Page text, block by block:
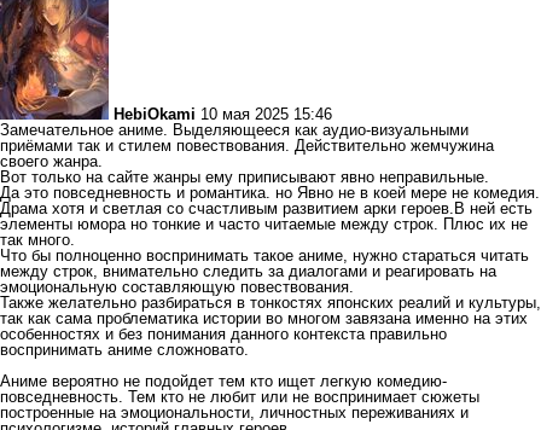
HebiOkami 10 мая 2025 15:46
Замечательное аниме. Выделяющееся как аудио-визуальными
приёмами так и стилем повествования. Действительно жемчужина
своего жанра.
Вот только на сайте жанры ему приписывают явно неправильные.
Да это повседневность и романтика. но Явно не в коей мере не комедия.
Драма хотя и светлая со счастливым развитием арки героев.В ней есть
элементы юмора но тонкие и часто читаемые между строк. Плюс их не
так много.
Что бы полноценно воспринимать такое аниме, нужно стараться читать
между строк, внимательно следить за диалогами и реагировать на
эмоциональную составляющую повествования.
Также желательно разбираться в тонкостях японских реалий и культуры,
так как сама проблематика истории во многом завязана именно на этих
особенностях и без понимания данного контекста правильно
воспринимать аниме сложновато.
Аниме вероятно не подойдет тем кто ищет легкую комедию-
повседневность. Тем кто не любит или не воспринимает сюжеты
построенные на эмоциональности, личностных переживаниях и